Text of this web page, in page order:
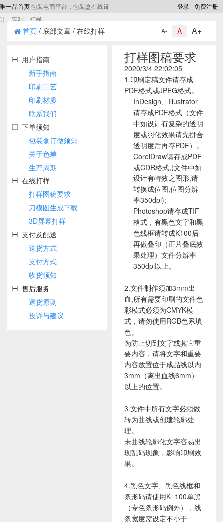
唯一品首页包装电商平台，包装盒在线设
计、定制、打样
免费注册
登录
首页 / 底部文章 / 在线打样 A+
A
A-
用户指南
新手指南
印刷工艺
印刷材质
联系我们
下单须知
包装盒订做须知
关于色差
生产周期
在线打样
打样图稿要求
刀模图生成下载
3D屏幕打样
支付及配送
送货方式
支付方式
收货须知
售后服务
退货原则
投诉与建议
打样图稿要求
2020/3/4 22:02:05
1.印刷定稿文件请存成
PDF格式或JPEG格式。
InDesign、Illustrator
请存成PDF格式（文件
中如设计有复杂的透明
度或羽化效果请先拼合
透明度后再存PDF）。
CorelDraw请存成PDF
或CDR格式,(文件中如
设计有特效之图形,请
转换成位图,位图分辨
率350dpi);
Photoshop请存成TIF
格式，有黑色文字和黑
色线框请转成K100后
再做叠印（正片叠底效
果处理）文件分辨率
350dpi以上。
2.文件制作须加3mm出
血,所有需要印刷的文件色
彩模式必须为CMYK模
式，请勿使用RGB色系填
色。
为防止切到文字或其它重
要内容，请将文字和重要
内容放置位于成品线以内
3mm（离出血线6mm）
以上的位置。
3.文件中所有文字必须做
转为曲线或创建轮廓处
理。
未曲线轮廓化文字容易出
现乱码现象，影响印刷效
果。
4.黑色文字、黑色线框和
条形码请使用K=100单黑
（专色条形码例外），线
条宽度需设定不小于